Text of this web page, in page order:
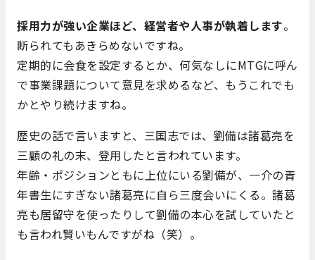
採用力が強い企業ほど、経営者や人事が執着します。
断られてもあきらめないですね。
定期的に会食を設定するとか、何気なしにMTGに呼ん
で事業課題について意見を求めるなど、もうこれでも
かとやり続けますね。
歴史の話で言いますと、三国志では、劉備は諸葛亮を
三顧の礼の末、登用したと言われています。
年齢・ポジションともに上位にいる劉備が、一介の青
年書生にすぎない諸葛亮に自ら三度会いにくる。諸葛
亮も居留守を使ったりして劉備の本心を試していたと
も言われ賢いもんですがね（笑）。